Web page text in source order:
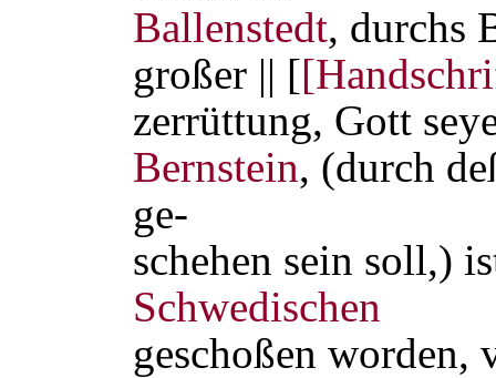
Ballenstedt, durchs
großer || [
zerrüttung, Gott
Bernstein, (durch
ge-
schehen sein soll,)
Schwedischen
geschoßen worden,